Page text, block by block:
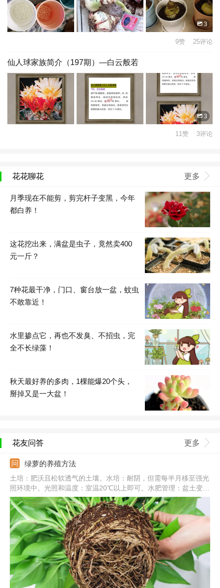
3
9赞 25评论
仙人球家族简介（197期）—白云般若
3
11赞 3评论
花花聊花 更多
月季现在不能剪，剪完杆子变黑，今年
都白养！
这花挖出来，满盆是虫子，竟然卖400
元一斤？
7种花最干净，门口、窗台放一盆，蚊虫
不敢靠近！
水里掺点它，再也不发臭、不招虫，完
全不长绿藻！
秋天最好养的多肉，1棵能爆20个头，
掰掉又是一大盆！
花友问答 更多
绿萝的养殖方法
土培：肥沃且松软透气的土壤。水培：耐阴，但需每半月移至强光
照环境中。光照和温度：室温20℃以上即可。水肥管理：盆土变干
需要及时浇水，一次浇透，秋冬减少浇水和施肥。常见病害：炭疽
病、根腐病、叶斑病。